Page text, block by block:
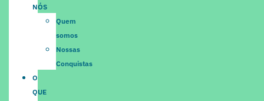
NÓS
Quem
somos
Nossas
Conquistas
O
QUE